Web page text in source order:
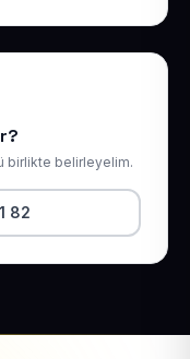
birlikte belirleyelim.
82